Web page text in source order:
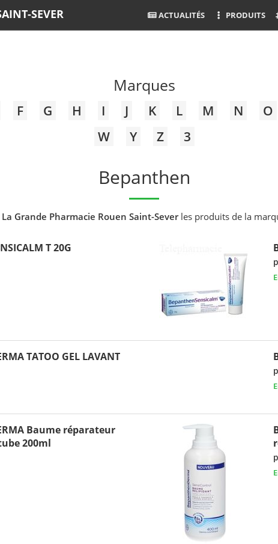
SEVER ACTUALITÉS PRODUITS
Marques
F G H I J K L M N O
W
Y Z 3
Bepanthen
La Grande Pharmacie Rouen Saint-Severles produits de la
T 20G
TATOO GEL LAVANT
Baume réparateur
200ml